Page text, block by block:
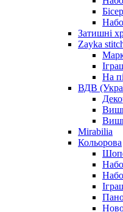
Затишні
Zayka
На
ВДВ
Mirabilia
Кольорова